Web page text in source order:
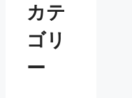
カテ
ゴリ
ー